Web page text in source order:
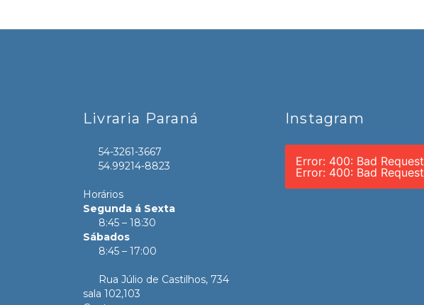
Livraria Paraná
54-3261-3667
54.99214-8823
Horários
Segunda á Sexta
8:45 – 18:30
Sábados
8:45 – 17:00
Rua Júlio de Castilhos, 734
sala 102,103
Instagram
Error: 400: Bad Request
Error: 400: Bad Request